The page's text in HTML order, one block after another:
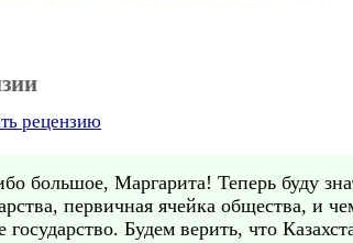
рецензию
большое, Маргарита! Теперь буду
первичная ячейка общества, и
государство. Будем верить, что